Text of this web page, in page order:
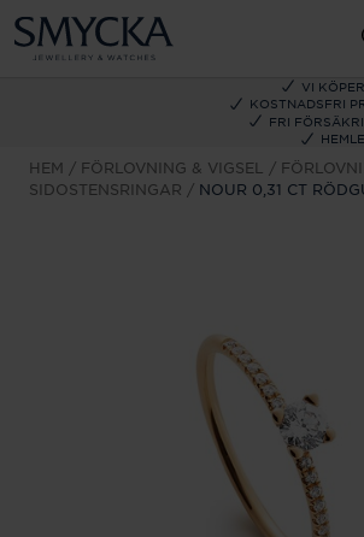
VI
KOSTNADSFRI
FRI
HEM FÖRLOVNING & VIGSEL
SIDOSTENSRINGAR
NOUR 0,31 CT